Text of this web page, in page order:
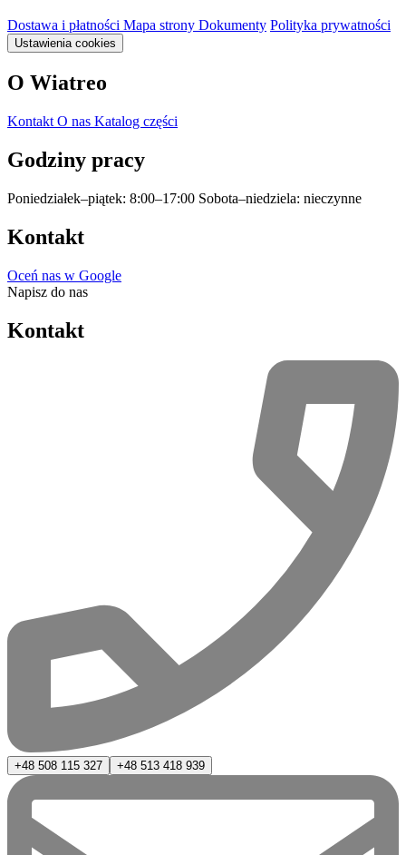
Dostawa i płatności Mapa strony Dokumenty Polityka prywatności
Ustawienia cookies
O Wiatreo
Kontakt O nas Katalog części
Godziny pracy
Poniedziałek–piątek: 8:00–17:00 Sobota–niedziela: nieczynne
Kontakt
Oceń nas w Google
Napisz do nas
Kontakt
+48 508 115 327 +48 513 418 939